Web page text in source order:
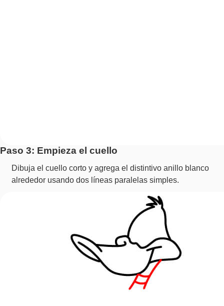
Paso 3: Empieza el cuello
Dibuja el cuello corto y agrega el distintivo anillo blanco
alrededor usando dos líneas paralelas simples.